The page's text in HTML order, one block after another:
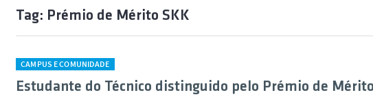
Tag: Prémio de Mérito SKK
CAMPUS E COMUNIDADE
Estudante do Técnico distinguido pelo Prémio de